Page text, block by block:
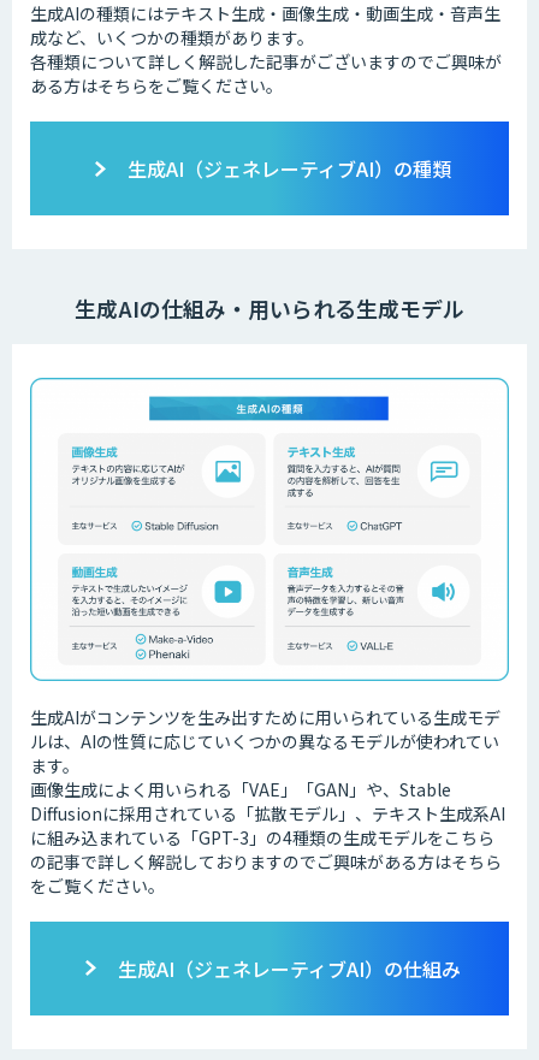
生成AIの種類にはテキスト生成・画像生成・動画生成・音声生
成など、いくつかの種類があります。
各種類について詳しく解説した記事がございますのでご興味が
ある方はそちらをご覧ください。
生成AI（ジェネレーティブAI）の種類
生成AIの仕組み・用いられる生成モデル
生成AIがコンテンツを生み出すために用いられている生成モデ
ルは、AIの性質に応じていくつかの異なるモデルが使われてい
ます。
画像生成によく用いられる「VAE」「GAN」や、Stable
Diffusionに採用されている「拡散モデル」、テキスト生成系AI
に組み込まれている「GPT-3」の4種類の生成モデルをこちら
の記事で詳しく解説しておりますのでご興味がある方はそちら
をご覧ください。
生成AI（ジェネレーティブAI）の仕組み